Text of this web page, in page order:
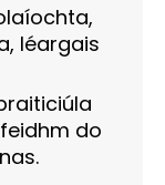
léargais
do